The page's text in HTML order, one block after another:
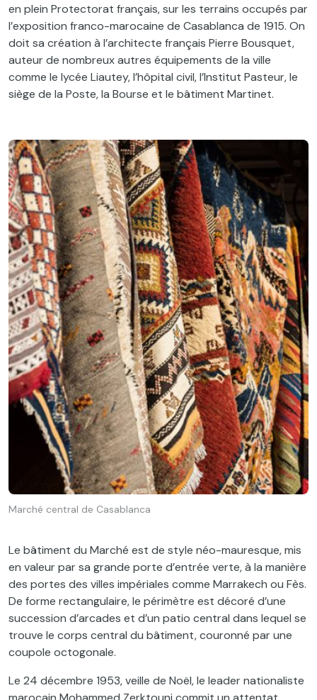
en plein Protectorat français, sur les terrains occupés par
l’exposition franco-marocaine de Casablanca de 1915. On
doit sa création à l’architecte français Pierre Bousquet,
auteur de nombreux autres équipements de la ville
comme le lycée Liautey, l’hôpital civil, l’Institut Pasteur, le
siège de la Poste, la Bourse et le bâtiment Martinet.
Marché central de Casablanca
Le bâtiment du Marché est de style néo-mauresque, mis
en valeur par sa grande porte d’entrée verte, à la manière
des portes des villes impériales comme Marrakech ou Fès.
De forme rectangulaire, le périmètre est décoré d’une
succession d’arcades et d’un patio central dans lequel se
trouve le corps central du bâtiment, couronné par une
coupole octogonale.
Le 24 décembre 1953, veille de Noël, le leader nationaliste